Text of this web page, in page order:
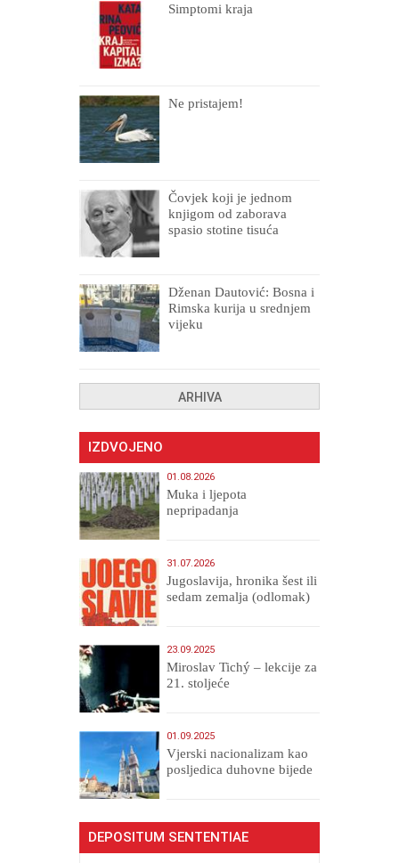
Simptomi kraja
Ne pristajem!
Čovjek koji je jednom
knjigom od zaborava
spasio stotine tisuća
Dženan Dautović: Bosna i
Rimska kurija u srednjem
vijeku
ARHIVA
IZDVOJENO
01.08.2026
Muka i ljepota
nepripadanja
31.07.2026
Jugoslavija, hronika šest ili
sedam zemalja (odlomak)
23.09.2025
Miroslav Tichý – lekcije za
21. stoljeće
01.09.2025
​Vjerski nacionalizam kao
posljedica duhovne bijede
DEPOSITUM SENTENTIAE